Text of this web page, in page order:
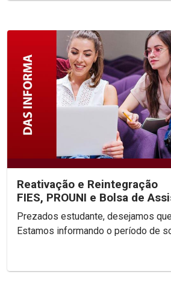
Reativação e Reintegração
FIES, PROUNI e Bolsa de
2025.2
Prezados estudante, desejamos
Estamos informando o período de